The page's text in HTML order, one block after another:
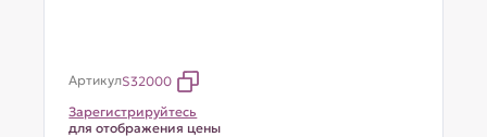
АртикулS32000
Зарегистрируйтесь
для отображения цены